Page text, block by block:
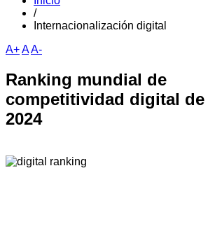
/
Internacionalización digital
A+AA-
Ranking mundial de
competitividad digital de
2024